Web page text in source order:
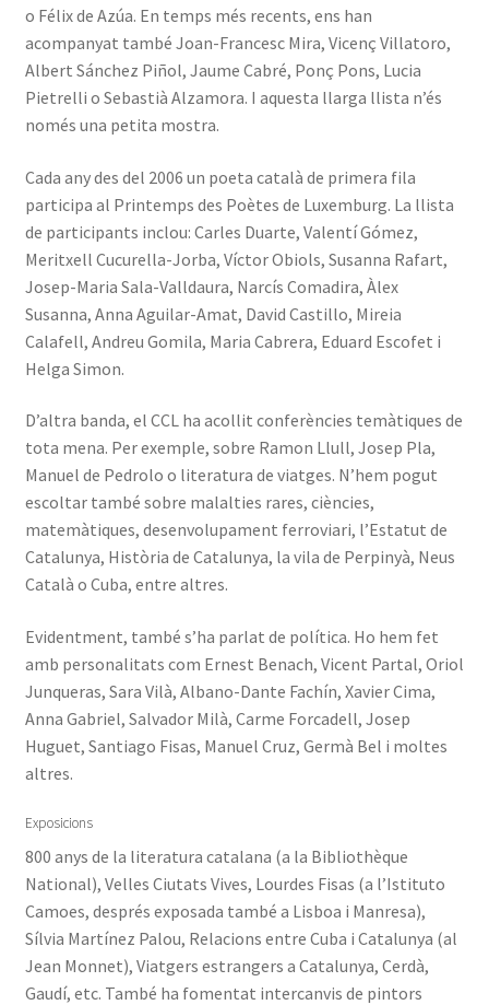
o Félix de Azúa. En temps més recents, ens han
acompanyat també Joan-Francesc Mira, Vicenç Villatoro,
Albert Sánchez Piñol, Jaume Cabré, Ponç Pons, Lucia
Pietrelli o Sebastià Alzamora. I aquesta llarga llista n’és
només una petita mostra.
Cada any des del 2006 un poeta català de primera fila
participa al Printemps des Poètes de Luxemburg. La llista
de participants inclou: Carles Duarte, Valentí Gómez,
Meritxell Cucurella-Jorba, Víctor Obiols, Susanna Rafart,
Josep-Maria Sala-Valldaura, Narcís Comadira, Àlex
Susanna, Anna Aguilar-Amat, David Castillo, Mireia
Calafell, Andreu Gomila, Maria Cabrera, Eduard Escofet i
Helga Simon.
D’altra banda, el CCL ha acollit conferències temàtiques de
tota mena. Per exemple, sobre Ramon Llull, Josep Pla,
Manuel de Pedrolo o literatura de viatges. N’hem pogut
escoltar també sobre malalties rares, ciències,
matemàtiques, desenvolupament ferroviari, l’Estatut de
Catalunya, Història de Catalunya, la vila de Perpinyà, Neus
Català o Cuba, entre altres.
Evidentment, també s’ha parlat de política. Ho hem fet
amb personalitats com Ernest Benach, Vicent Partal, Oriol
Junqueras, Sara Vilà, Albano-Dante Fachín, Xavier Cima,
Anna Gabriel, Salvador Milà, Carme Forcadell, Josep
Huguet, Santiago Fisas, Manuel Cruz, Germà Bel i moltes
altres.
Exposicions
800 anys de la literatura catalana (a la Bibliothèque
National), Velles Ciutats Vives, Lourdes Fisas (a l’Istituto
Camoes, després exposada també a Lisboa i Manresa),
Sílvia Martínez Palou, Relacions entre Cuba i Catalunya (al
Jean Monnet), Viatgers estrangers a Catalunya, Cerdà,
Gaudí, etc. També ha fomentat intercanvis de pintors